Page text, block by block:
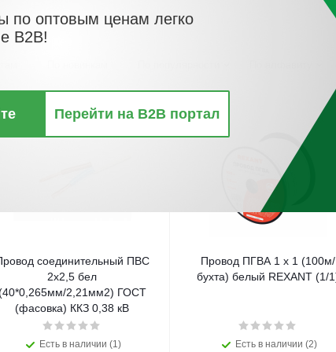
соединительный ПВС
2х2,5 бел
2,21мм2) ГОСТ
(фасовка) ККЗ 0,38 кВ
Есть в наличии (1)
Провод ПГВА 1 х 1 (100м/
бухта) белый REXANT (1/
Есть в наличии (2)
по оптовым ценам легко
B2B!
Перейти на B2B портал